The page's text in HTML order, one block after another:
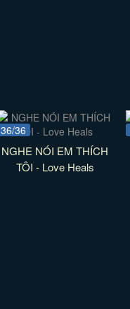
36/36
NGHE NÓI EM THÍCH
TÔI - Love Heals